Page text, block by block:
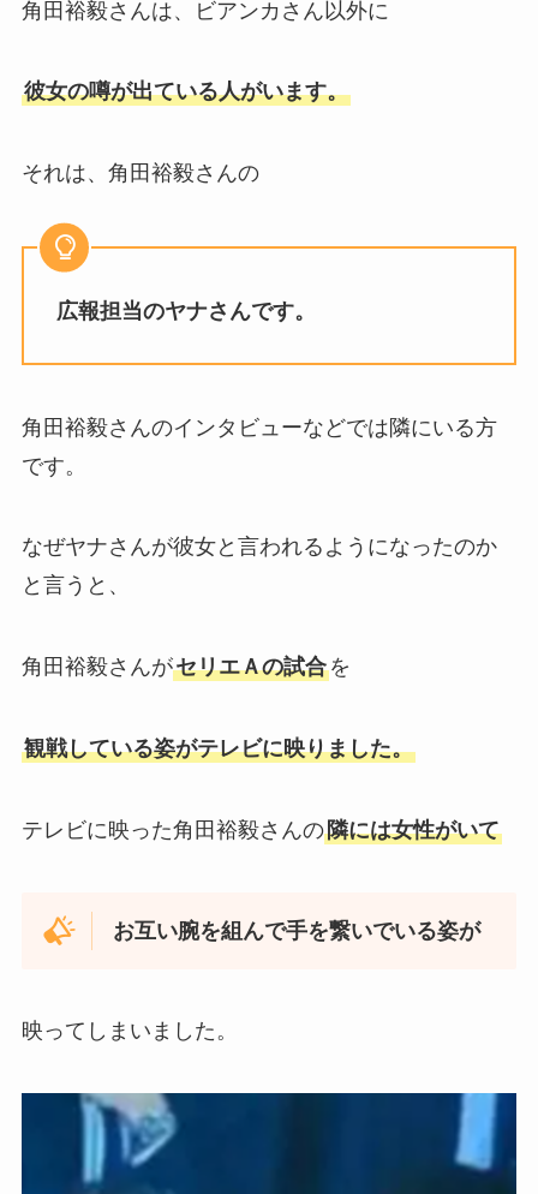
角田裕毅さんは、ビアンカさん以外に
彼女の噂が出ている人がいます。
それは、角田裕毅さんの
広報担当のヤナさんです。
角田裕毅さんのインタビューなどでは隣にいる方
です。
なぜヤナさんが彼女と言われるようになったのか
と言うと、
角田裕毅さんがセリエＡの試合を
観戦している姿がテレビに映りました。
テレビに映った角田裕毅さんの隣には女性がいて
お互い腕を組んで手を繋いでいる姿が
映ってしまいました。